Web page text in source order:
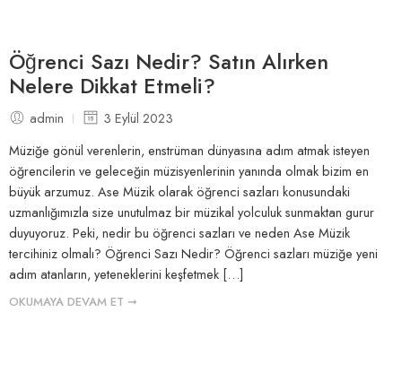
Öğrenci Sazı Nedir? Satın Alırken
Nelere Dikkat Etmeli?
admin
3 Eylül 2023
Müziğe gönül verenlerin, enstrüman dünyasına adım atmak isteyen
öğrencilerin ve geleceğin müzisyenlerinin yanında olmak bizim en
büyük arzumuz. Ase Müzik olarak öğrenci sazları konusundaki
uzmanlığımızla size unutulmaz bir müzikal yolculuk sunmaktan gurur
duyuyoruz. Peki, nedir bu öğrenci sazları ve neden Ase Müzik
tercihiniz olmalı? Öğrenci Sazı Nedir? Öğrenci sazları müziğe yeni
adım atanların, yeteneklerini keşfetmek […]
OKUMAYA DEVAM ET ➞